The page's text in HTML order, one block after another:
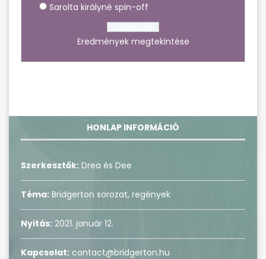
Sarolta királyné spin-off
Eredmények megtekintése
HONLAP INFORMÁCIÓ
Szerkesztők: Drea és Dee
Téma: Bridgerton sorozat, regények
Nyitás: 2021. január 12.
Kapcsolat: contact@bridgerton.hu